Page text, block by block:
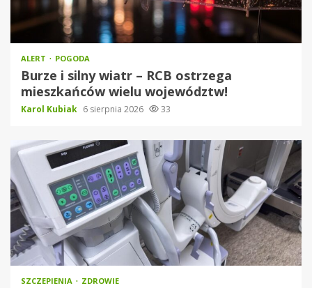
ALERT POGODA
Burze i silny wiatr – RCB ostrzega
mieszkańców wielu województw!
Karol Kubiak 6 sierpnia 2026 33
SZCZEPIENIA ZDROWIE